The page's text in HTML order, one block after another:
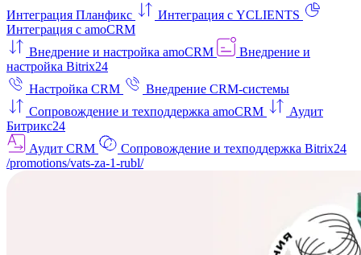
Интеграция Планфикс
Интеграция с YCLIENTS
Интеграция с amoCRM
Внедрение и настройка amoCRM
Внедрение и
настройка Bitrix24
Настройка CRM
Внедрение CRM-системы
Сопровождение и техподдержка amoCRM
Аудит
Битрикс24
Аудит CRM
Сопровождение и техподдержка Bitrix24
/promotions/vats-za-1-rubl/